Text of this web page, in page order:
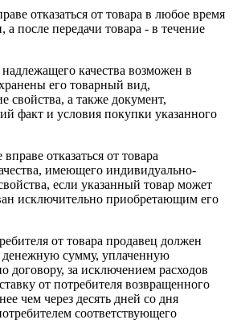
отказаться от товара в любое время
а после передачи товара - в течение
надлежащего качества возможен в
его товарный вид,
свойства, а также документ,
факт и условия покупки указанного
отказаться от товара
имеющего индивидуально-
если указанный товар может
исключительно приобретающим его
от товара продавец должен
денежную сумму, уплаченную
договору, за исключением расходов
от потребителя возвращенного
чем через десять дней со дня
соответствующего